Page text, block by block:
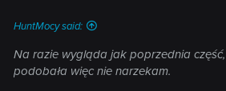
HuntMocy said:
Na razie wygląda jak poprzednia
podobała więc nie narzekam.